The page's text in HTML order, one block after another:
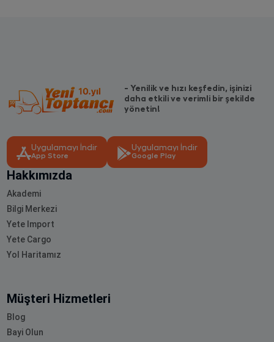
- Yenilik ve hızı keşfedin, işinizi
daha etkili ve verimli bir şekilde
yönetin!
Uygulamayı İndir
App Store
Uygulamayı İndir
Google Play
Hakkımızda
Akademi
Bilgi Merkezi
Yete Import
Yete Cargo
Yol Haritamız
Müşteri Hizmetleri
Blog
Bayi Olun